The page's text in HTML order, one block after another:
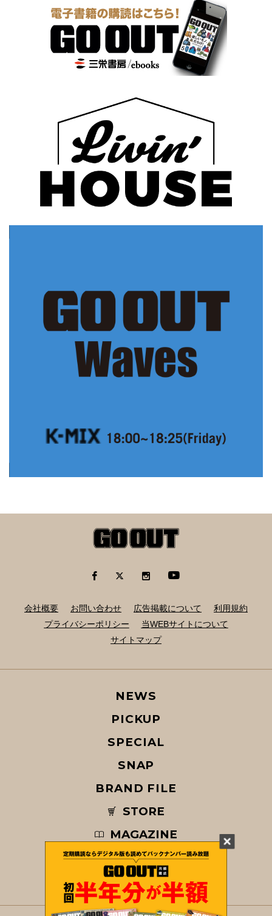
会社概要 お問い合わせ 広告掲載について
利用規約
プライバシーポリシー
当WEBサイトについて
サイトマップ
NEWS
PICKUP
SPECIAL
SNAP
BRAND FILE
STORE
MAGAZINE